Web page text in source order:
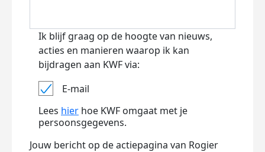
Ik blijf graag op de hoogte van nieuws,
acties en manieren waarop ik kan
bijdragen aan KWF via:
E-mail
Lees hier hoe KWF omgaat met je
persoonsgegevens.
Jouw bericht op de actiepagina van Rogier